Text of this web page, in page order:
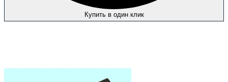
Купить в один клик